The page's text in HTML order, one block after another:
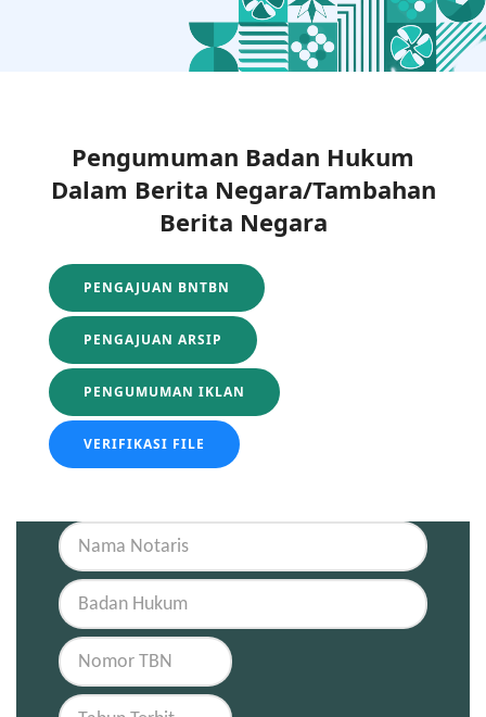
Pengumuman Badan Hukum
Dalam Berita Negara/Tambahan
Berita Negara
PENGAJUAN BNTBN
PENGAJUAN ARSIP
PENGUMUMAN IKLAN
VERIFIKASI FILE